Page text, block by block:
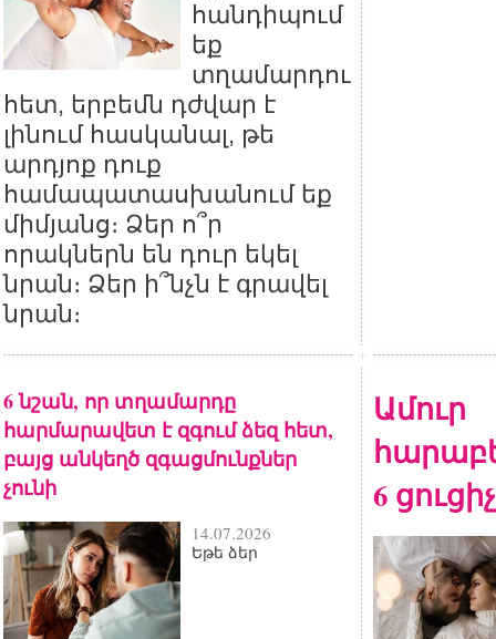
հանդիպում
եք
տղամարդու
հետ, երբեմն դժվար է
լինում հասկանալ, թե
արդյոք դուք
համապատասխանում եք
միմյանց։ Ձեր ո՞ր
որակներն են դուր եկել
նրան։ Ձեր ի՞նչն է գրավել
նրան։
6 նշան, որ տղամարդը
հարմարավետ է զգում ձեզ հետ,
բայց անկեղծ զգացմունքներ
չունի
14.07.2026
Եթե ձեր
Ամուր
6 ցուցիչ